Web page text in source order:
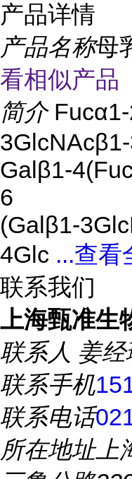
产品详情
产品名称母
看相似产品
简介
Galβ1-
6
(Galβ1-
4Glc ...查看
联系我们
上海甄准生
联系人 姜经
联系手机
联系电话
所在地址上